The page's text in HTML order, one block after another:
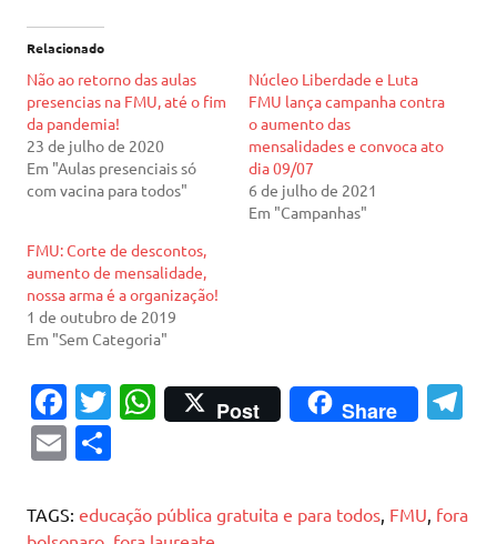
Relacionado
Não ao retorno das aulas
presencias na FMU, até o fim
da pandemia!
23 de julho de 2020
Em "Aulas presenciais só
com vacina para todos"
Núcleo Liberdade e Luta
FMU lança campanha contra
o aumento das
mensalidades e convoca ato
dia 09/07
6 de julho de 2021
Em "Campanhas"
FMU: Corte de descontos,
aumento de mensalidade,
nossa arma é a organização!
1 de outubro de 2019
Em "Sem Categoria"
Fa
c
e
b
T
te
W
h
s
Post Share
gr
E
ai ar
TAGS: educação pública gratuita e para todos FMU fora